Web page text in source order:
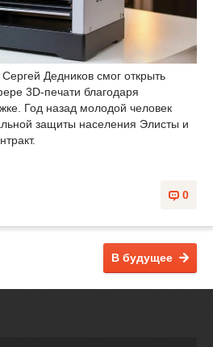
Дедников смог открыть
3D-печати благодаря
Год назад молодой человек
защиты населения Элисты и
0
В будущее